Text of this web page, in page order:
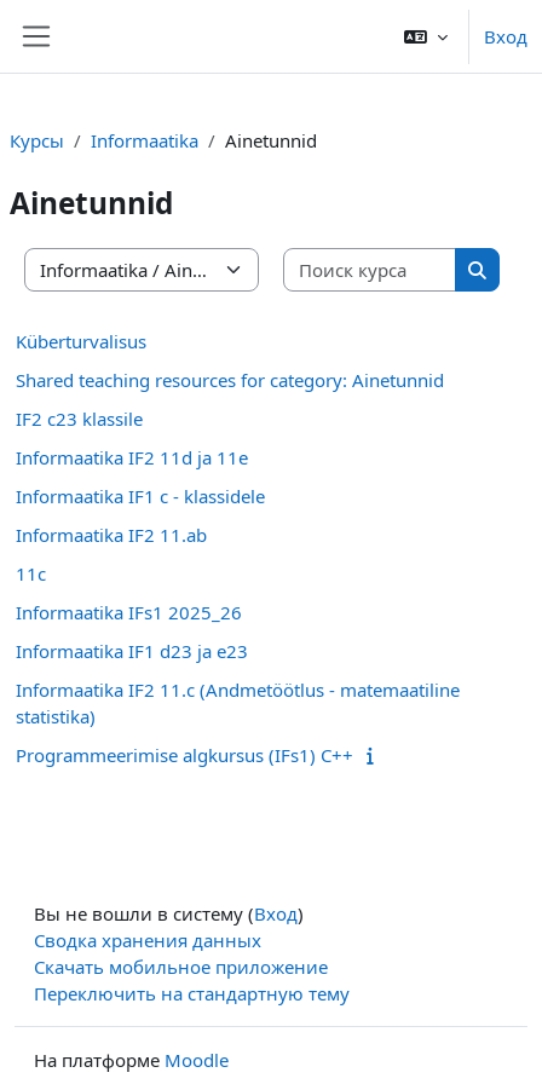
Вход
Курсы Informaatika Ainetunnid
Ainetunnid
Категории курсов
Поиск
Поиск
Küberturvalisus
Shared teaching resources for category: Ainetunnid
IF2 c23 klassile
Informaatika IF2 11d ja 11e
Informaatika IF1 c - klassidele
Informaatika IF2 11.ab
11c
Informaatika IFs1 2025_26
Informaatika IF1 d23 ja e23
Informaatika IF2 11.c (Andmetöötlus - matemaatiline
statistika)
Programmeerimise algkursus (IFs1) C++
Вы не вошли в систему (Вход)
Сводка хранения данных
Скачать мобильное приложение
Переключить на стандартную тему
На платформе Moodle